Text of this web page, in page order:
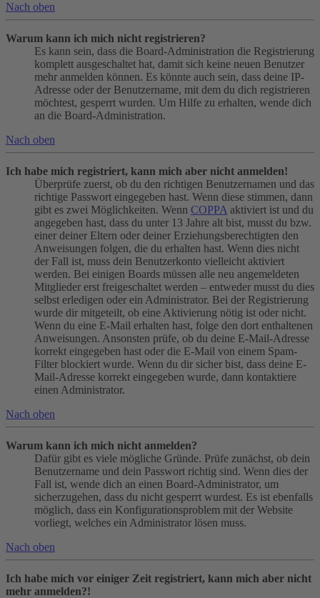
Nach oben
Warum kann ich mich nicht registrieren?
Es kann sein, dass die Board-Administration die Registrierung
komplett ausgeschaltet hat, damit sich keine neuen Benutzer
mehr anmelden können. Es könnte auch sein, dass deine IP-
Adresse oder der Benutzername, mit dem du dich registrieren
möchtest, gesperrt wurden. Um Hilfe zu erhalten, wende dich
an die Board-Administration.
Nach oben
Ich habe mich registriert, kann mich aber nicht anmelden!
Überprüfe zuerst, ob du den richtigen Benutzernamen und das
richtige Passwort eingegeben hast. Wenn diese stimmen, dann
gibt es zwei Möglichkeiten. Wenn COPPA aktiviert ist und du
angegeben hast, dass du unter 13 Jahre alt bist, musst du bzw.
einer deiner Eltern oder deiner Erziehungsberechtigten den
Anweisungen folgen, die du erhalten hast. Wenn dies nicht
der Fall ist, muss dein Benutzerkonto vielleicht aktiviert
werden. Bei einigen Boards müssen alle neu angemeldeten
Mitglieder erst freigeschaltet werden – entweder musst du dies
selbst erledigen oder ein Administrator. Bei der Registrierung
wurde dir mitgeteilt, ob eine Aktivierung nötig ist oder nicht.
Wenn du eine E-Mail erhalten hast, folge den dort enthaltenen
Anweisungen. Ansonsten prüfe, ob du deine E-Mail-Adresse
korrekt eingegeben hast oder die E-Mail von einem Spam-
Filter blockiert wurde. Wenn du dir sicher bist, dass deine E-
Mail-Adresse korrekt eingegeben wurde, dann kontaktiere
einen Administrator.
Nach oben
Warum kann ich mich nicht anmelden?
Dafür gibt es viele mögliche Gründe. Prüfe zunächst, ob dein
Benutzername und dein Passwort richtig sind. Wenn dies der
Fall ist, wende dich an einen Board-Administrator, um
sicherzugehen, dass du nicht gesperrt wurdest. Es ist ebenfalls
möglich, dass ein Konfigurationsproblem mit der Website
vorliegt, welches ein Administrator lösen muss.
Nach oben
Ich habe mich vor einiger Zeit registriert, kann mich aber nicht
mehr anmelden?!